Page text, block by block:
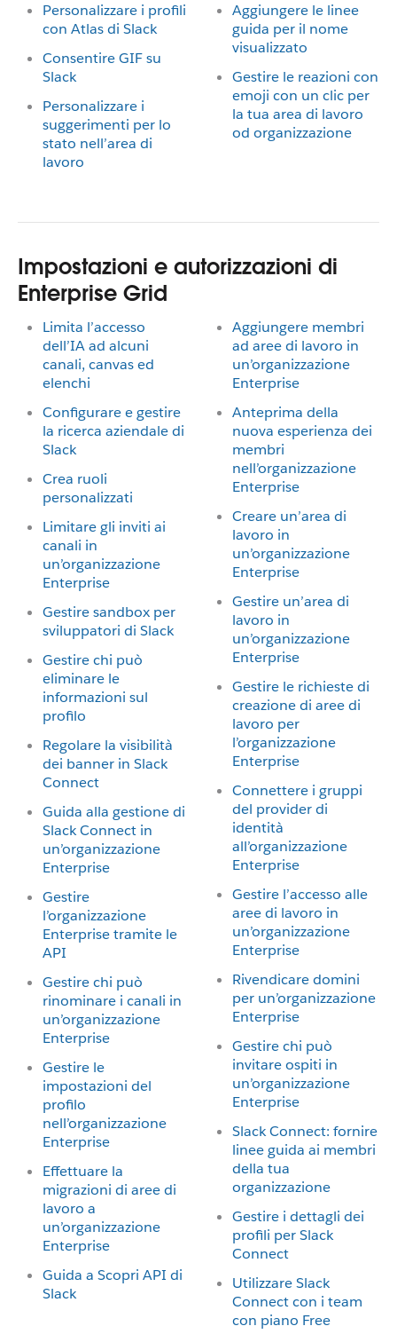
Personalizzare i profili
con Atlas di Slack
Consentire GIF su
Slack
Personalizzare i
suggerimenti per lo
stato nell’area di
lavoro
Aggiungere le linee
guida per il nome
visualizzato
Gestire le reazioni con
emoji con un clic per
la tua area di lavoro
od organizzazione
Impostazioni e autorizzazioni di
Enterprise Grid
Limita l’accesso
dell’IA ad alcuni
canali, canvas ed
elenchi
Configurare e gestire
la ricerca aziendale di
Slack
Crea ruoli
personalizzati
Limitare gli inviti ai
canali in
un’organizzazione
Enterprise
Gestire sandbox per
sviluppatori di Slack
Gestire chi può
eliminare le
informazioni sul
profilo
Regolare la visibilità
dei banner in Slack
Connect
Guida alla gestione di
Slack Connect in
un’organizzazione
Enterprise
Gestire
l’organizzazione
Enterprise tramite le
API
Gestire chi può
rinominare i canali in
un’organizzazione
Enterprise
Gestire le
impostazioni del
profilo
nell’organizzazione
Enterprise
Effettuare la
migrazioni di aree di
lavoro a
un’organizzazione
Enterprise
Guida a Scopri API di
Slack
Aggiungere membri
ad aree di lavoro in
un’organizzazione
Enterprise
Anteprima della
nuova esperienza dei
membri
nell’organizzazione
Enterprise
Creare un’area di
lavoro in
un’organizzazione
Enterprise
Gestire un’area di
lavoro in
un’organizzazione
Enterprise
Gestire le richieste di
creazione di aree di
lavoro per
l’organizzazione
Enterprise
Connettere i gruppi
del provider di
identità
all’organizzazione
Enterprise
Gestire l’accesso alle
aree di lavoro in
un’organizzazione
Enterprise
Rivendicare domini
per un’organizzazione
Enterprise
Gestire chi può
invitare ospiti in
un’organizzazione
Enterprise
Slack Connect: fornire
linee guida ai membri
della tua
organizzazione
Gestire i dettagli dei
profili per Slack
Connect
Utilizzare Slack
Connect con i team
con piano Free